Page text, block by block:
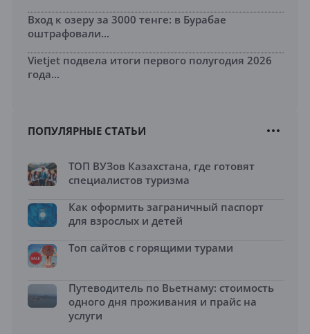
Вход к озеру за 3000 тенге: в Бурабае
оштрафовали...
Vietjet подвела итоги первого полугодия 2026
года...
ПОПУЛЯРНЫЕ СТАТЬИ
ТОП ВУЗов Казахстана, где готовят
специалистов туризма
Как оформить заграничный паспорт
для взрослых и детей
Топ сайтов с горящими турами
Путеводитель по Вьетнаму: стоимость
одного дня проживания и прайс на
услуги